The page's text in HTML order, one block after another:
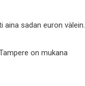
sadan euron välein.
on mukana